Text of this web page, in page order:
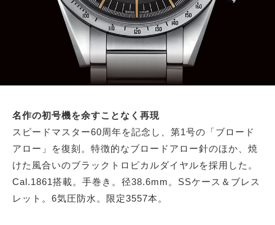
名作の初号機を余すことなく再現
スピードマスター60周年を記念し、第1号の「ブロード
アロー」を復刻。特徴的なブロードアロー針のほか、焼
けた風合いのブラックトロピカルダイヤルを採用した。
Cal.1861搭載。手巻き。径38.6mm。SSケース＆ブレス
レット。6気圧防水。限定3557本。